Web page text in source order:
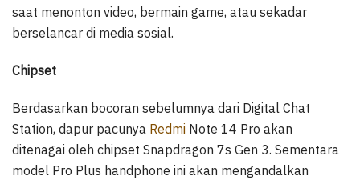
saat menonton video, bermain game, atau sekadar
berselancar di media sosial.
Chipset
Berdasarkan bocoran sebelumnya dari Digital Chat
Station, dapur pacunya Redmi Note 14 Pro akan
ditenagai oleh chipset Snapdragon 7s Gen 3. Sementara
model Pro Plus handphone ini akan mengandalkan